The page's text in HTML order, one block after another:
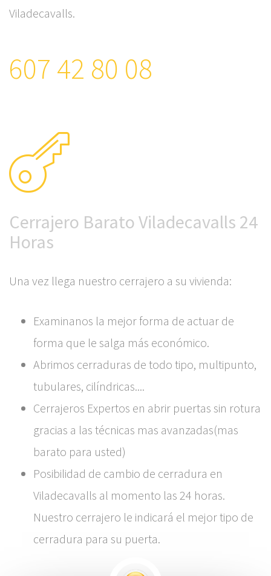
Viladecavalls.
607 42 80 08
Cerrajero Barato Viladecavalls 24
Horas
Una vez llega nuestro cerrajero a su vivienda:
Examinanos la mejor forma de actuar de
forma que le salga más económico.
Abrimos cerraduras de todo tipo, multipunto,
tubulares, cilíndricas....
Cerrajeros Expertos en abrir puertas sin rotura
gracias a las técnicas mas avanzadas(mas
barato para usted)
Posibilidad de cambio de cerradura en
Viladecavalls al momento las 24 horas.
Nuestro cerrajero le indicará el mejor tipo de
cerradura para su puerta.